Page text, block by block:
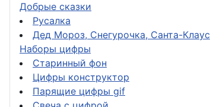
Добрые сказки
Русалка
Дед Мороз, Снегурочка, Санта-Клаус
Наборы цифры
Старинный фон
Цифры конструктор
Парящие цифры gif